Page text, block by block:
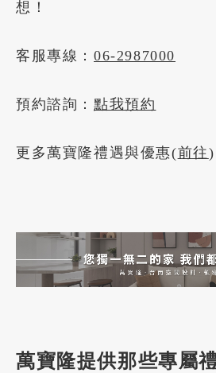
想！
客服專線： 06-2987000
預約諮詢： 點我預約
更多萬寶隆禮遇與優惠(前往)
萬寶隆提供那些專屬